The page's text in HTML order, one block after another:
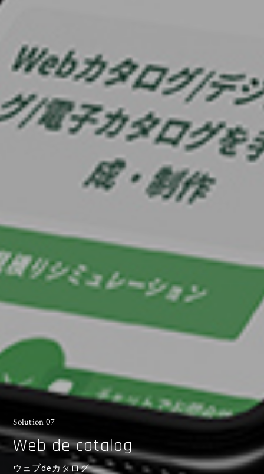
Solution 07
Web de catalog
ウェブdeカタログ